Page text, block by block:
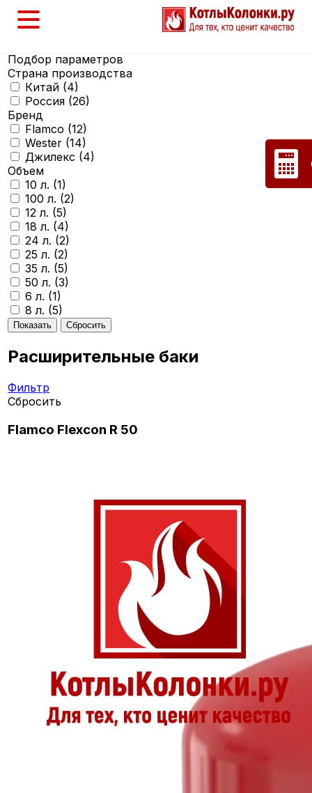
Подбор параметров
Страна производства
Китай (4)
Россия (26)
Бренд
Flamco (12)
Wester (14)
Джилекс (4)
Объем
10 л. (1)
100 л. (2)
12 л. (5)
18 л. (4)
24 л. (2)
25 л. (2)
35 л. (5)
50 л. (3)
6 л. (1)
8 л. (5)
Расширительные баки
Фильтр
Сбросить
Flamco Flexcon R 50